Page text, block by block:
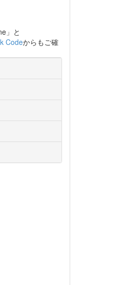
」と
Codeからもご確